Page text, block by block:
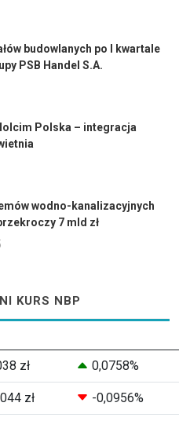
budowlanych po I kwartale
PSB Handel S.A.
Polska – integracja
wodno-kanalizacyjnych
7 mld zł
KURS NBP
zł 0,0758%
zł -0,0956%